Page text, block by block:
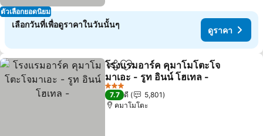
ตัวเลือกยอดนิยม
เลือกวันที่เพื่อดูราคาในวันนั้นๆ
ดูราคา
แชร์ เพิ่มในรายการโปรด
โรงแรมอาร์ค คุมาโมโตะโจ
มาเอะ - รูท อินน์ โฮเทล -
3 ดาว
7.7 ดี
5,801
คมาโมโตะ